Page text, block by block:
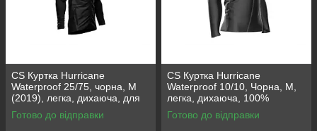
CS Куртка Hurricane
Waterproof 25/75, чорна, M
(2019), легка, дихаюча, для
активного відпочинку, з
капюшоном, ергономічна
Готово до відправки
CS Куртка Hurricane
Waterproof 10/10, Чорна, M,
легка, дихаюча, 100%
водонепроникна, для
активного відпочинку
Готово до відправки